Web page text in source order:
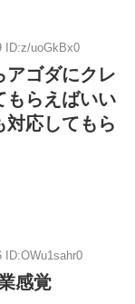
ID:z/uoGkBx0
アゴダにクレ
もらえばいい
対応してもら
ID:OWu1sahr0
感覚